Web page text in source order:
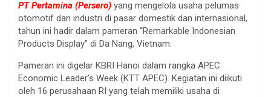
PT Pertamina (Persero) yang mengelola usaha pelumas
otomotif dan industri di pasar domestik dan internasional,
tahun ini hadir dalam pameran “Remarkable Indonesian
Products Display” di Da Nang, Vietnam.
Pameran ini digelar KBRI Hanoi dalam rangka APEC
Economic Leader’s Week (KTT APEC). Kegiatan ini diikuti
oleh 16 perusahaan RI yang telah memiliki usaha di